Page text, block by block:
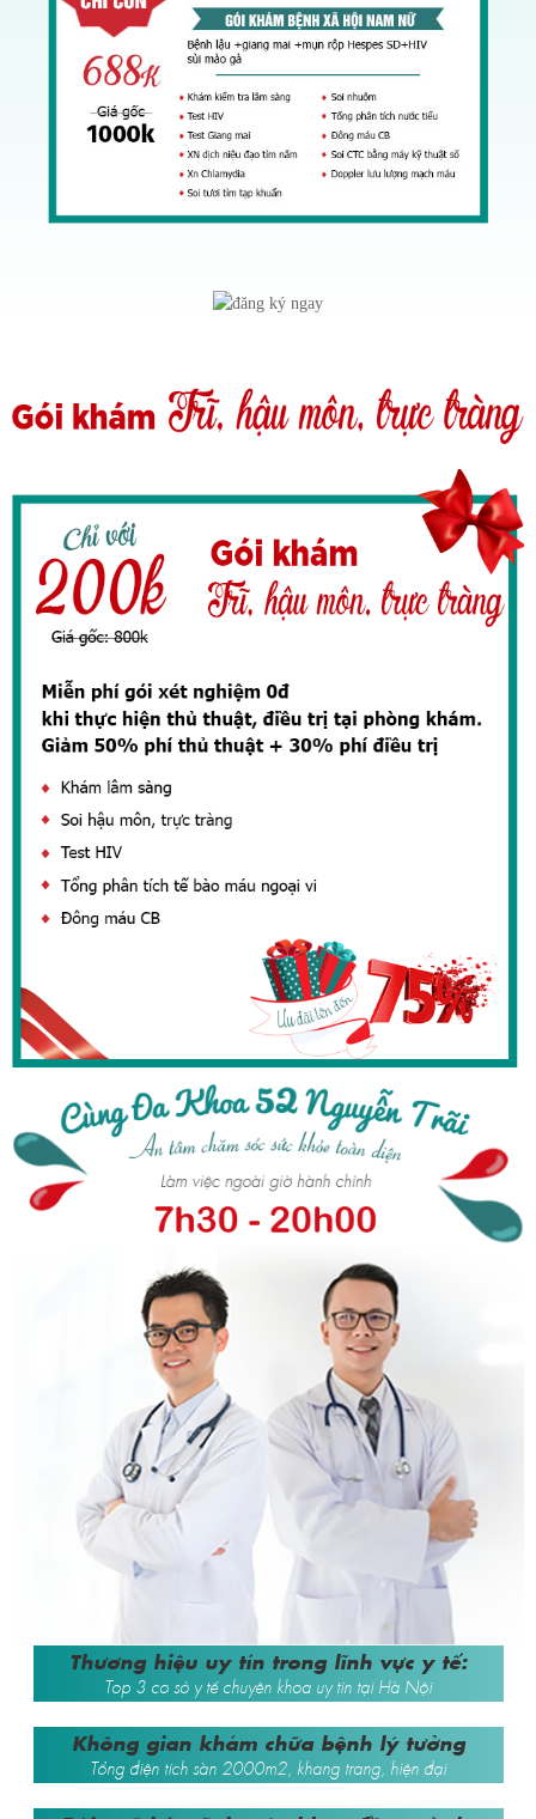
Thương hiệu uy tín trong lĩnh vực y tế:
Top 3 cơ sở y tế chuyên khoa uy tín tại Hà Nội
Không gian khám chữa bệnh lý tưởng
Tổng điện tích sàn 2000m2, khang trang, hiện đại